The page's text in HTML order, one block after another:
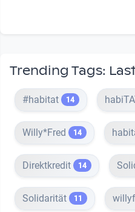
Trending Tags:
#habitat 14
Willy*Fred 14
Direktkredit 14
Solidarität 11